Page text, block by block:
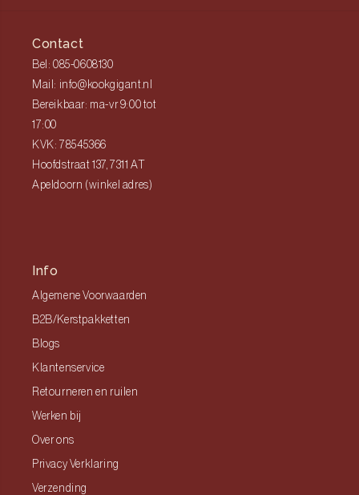
Contact
Bel: 085-0608130
Mail: info@kookgigant.nl
Bereikbaar: ma-vr 9:00 tot
17:00
KVK: 78545366
Hoofdstraat 137, 7311 AT
Apeldoorn (winkel adres)
Info
Algemene Voorwaarden
B2B/Kerstpakketten
Blogs
Klantenservice
Retourneren en ruilen
Werken bij
Over ons
Privacy Verklaring
Verzending